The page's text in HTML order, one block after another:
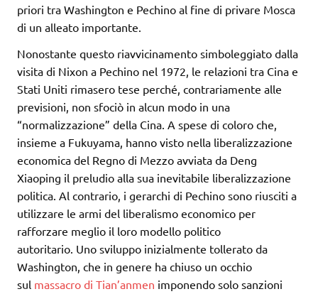
priori tra Washington e Pechino al fine di privare Mosca
di un alleato importante.
Nonostante questo riavvicinamento simboleggiato dalla
visita di Nixon a Pechino nel 1972, le relazioni tra Cina e
Stati Uniti rimasero tese perché, contrariamente alle
previsioni, non sfociò in alcun modo in una
“normalizzazione” della Cina. A spese di coloro che,
insieme a Fukuyama, hanno visto nella liberalizzazione
economica del Regno di Mezzo avviata da Deng
Xiaoping il preludio alla sua inevitabile liberalizzazione
politica. Al contrario, i gerarchi di Pechino sono riusciti a
utilizzare le armi del liberalismo economico per
rafforzare meglio il loro modello politico
autoritario. Uno sviluppo inizialmente tollerato da
Washington, che in genere ha chiuso un occhio
sul massacro di Tian’anmen imponendo solo sanzioni